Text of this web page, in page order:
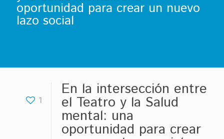
oportunidad para crear un nuevo
lazo social
1
En la intersección entre
el Teatro y la Salud
mental: una
oportunidad para crear